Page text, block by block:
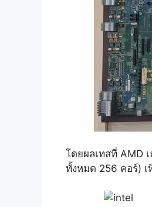
โดยผลเทสที่ AMD
ทั้งหมด 256 คอร์)